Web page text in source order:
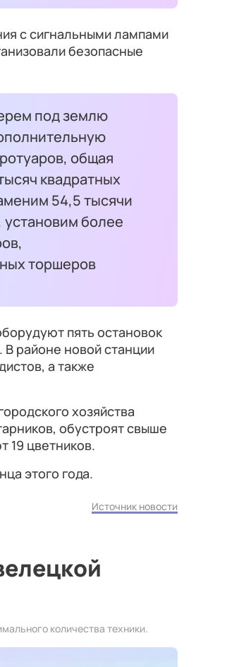
с сигнальными лампами
безопасные
под землю
общая
квадратных
54,5 тысячи
более
торшеров
пять остановок
районе новой станции
а также
хозяйства
обустроят свыше
19 цветников.
этого года.
Источник новости
количества техники.